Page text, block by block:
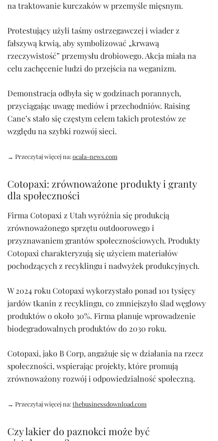
na traktowanie kurczaków w przemyśle mięsnym.
Protestujący użyli taśmy ostrzegawczej i wiader z
fałszywą krwią, aby symbolizować „krwawą
rzeczywistość” przemysłu drobiowego. Akcja miała na
celu zachęcenie ludzi do przejścia na weganizm.
Demonstracja odbyła się w godzinach porannych,
przyciągając uwagę mediów i przechodniów. Raising
Cane’s stało się częstym celem takich protestów ze
względu na szybki rozwój sieci.
→ Przeczytaj więcej na:ocala-news.com
Cotopaxi: zrównoważone produkty i granty
dla społeczności
Firma Cotopaxi z Utah wyróżnia się produkcją
zrównoważonego sprzętu outdoorowego i
przyznawaniem grantów społecznościowych. Produkty
Cotopaxi charakteryzują się użyciem materiałów
pochodzących z recyklingu i nadwyżek produkcyjnych.
W 2024 roku Cotopaxi wykorzystało ponad 101 tysięcy
jardów tkanin z recyklingu, co zmniejszyło ślad węglowy
produktów o około 30%. Firma planuje wprowadzenie
biodegradowalnych produktów do 2030 roku.
Cotopaxi, jako B Corp, angażuje się w działania na rzecz
społeczności, wspierając projekty, które promują
zrównoważony rozwój i odpowiedzialność społeczną.
→ Przeczytaj więcej na:thebusinessdownload.com
Czy lakier do paznokci może być